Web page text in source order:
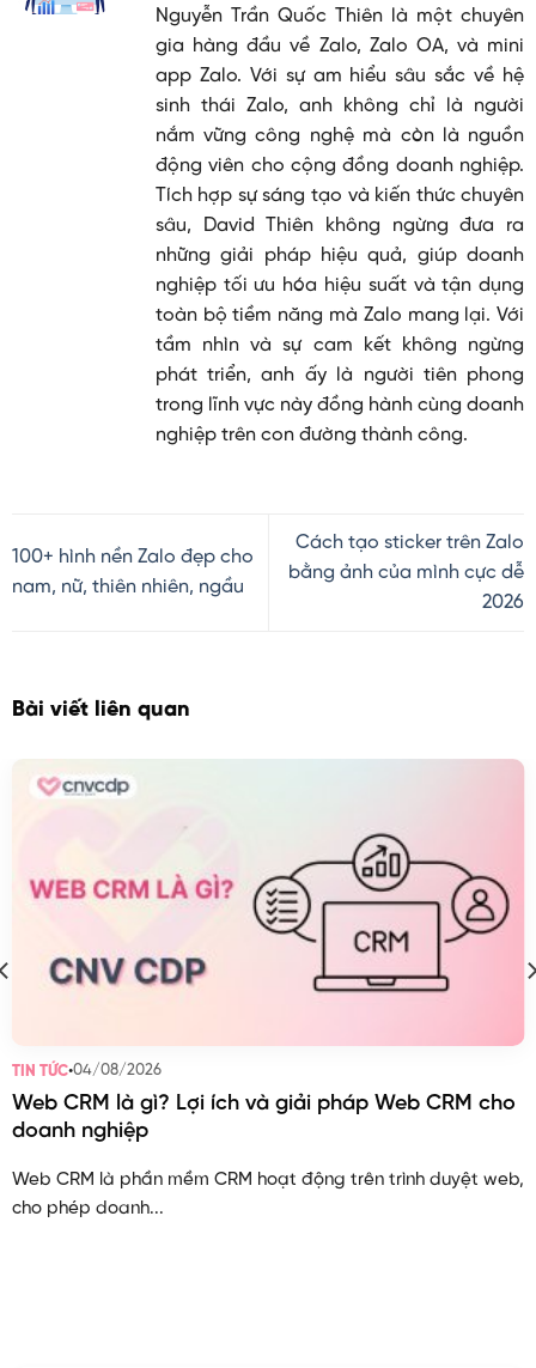
Nguyễn Trần Quốc Thiên là một chuyên
gia hàng đầu về Zalo, Zalo OA, và mini
app Zalo. Với sự am hiểu sâu sắc về hệ
sinh thái Zalo, anh không chỉ là người
nắm vững công nghệ mà còn là nguồn
động viên cho cộng đồng doanh nghiệp.
Tích hợp sự sáng tạo và kiến thức chuyên
sâu, David Thiên không ngừng đưa ra
những giải pháp hiệu quả, giúp doanh
nghiệp tối ưu hóa hiệu suất và tận dụng
toàn bộ tiềm năng mà Zalo mang lại. Với
tầm nhìn và sự cam kết không ngừng
phát triển, anh ấy là người tiên phong
trong lĩnh vực này đồng hành cùng doanh
nghiệp trên con đường thành công.
100+ hình nền Zalo đẹp cho
nam, nữ, thiên nhiên, ngầu
Cách tạo sticker trên Zalo
bằng ảnh của mình cực dễ
2026
Bài viết liên quan
TIN TỨC•04/08/2026
Web CRM là gì? Lợi ích và giải pháp Web CRM cho
doanh nghiệp
Web CRM là phần mềm CRM hoạt động trên trình duyệt web,
cho phép doanh...